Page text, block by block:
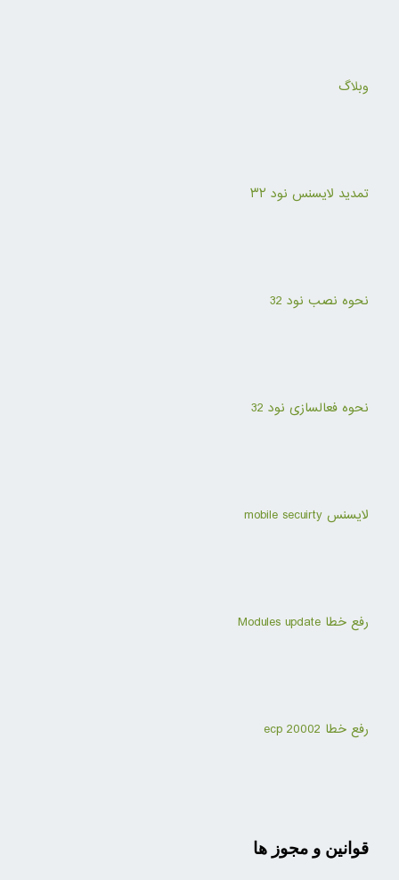
وبلاگ
تمدید لایسنس نود ۳۲
نحوه نصب نود 32
نحوه فعالسازی نود 32
لایسنس mobile secuirty
رفع خطا Modules update
رفع خطا ecp 20002
قوانین و مجوز ها